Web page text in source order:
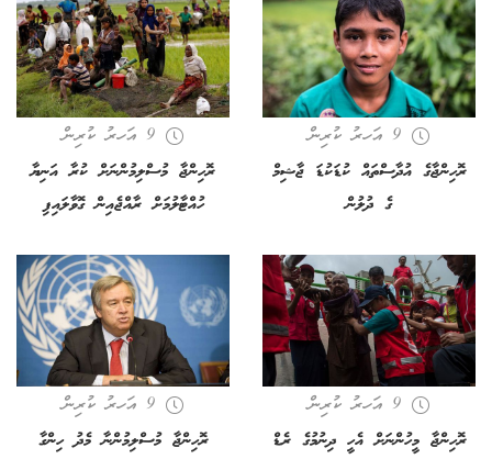
9 އަހރު ކުރިން
ރޮހިންޖާގެ އުދާސްތައް ކުޑަކުޑަ ޖާޝިމް
ގެ ދުލުން
9 އަހރު ކުރިން
ރޮހިންޖާ މުސްލިމުންނަށް ކުރާ އަނިޔާ
ހުއްޓާލުމަށް ރާއްޖެއިން ގޮވާލައިފި
9 އަހރު ކުރިން
ރޮހިންޖާ މީހުންނަށް އެހީ ދިނުމުގެ ރެޑް
9 އަހރު ކުރިން
ރޮހިންޖާ މުސްލިމުންނާ މެދު ހިންގާ